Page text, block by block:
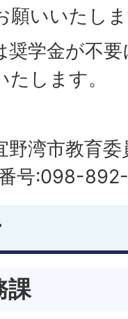
願いいたし
学金が不
します。
野湾市教育
号:098-
課